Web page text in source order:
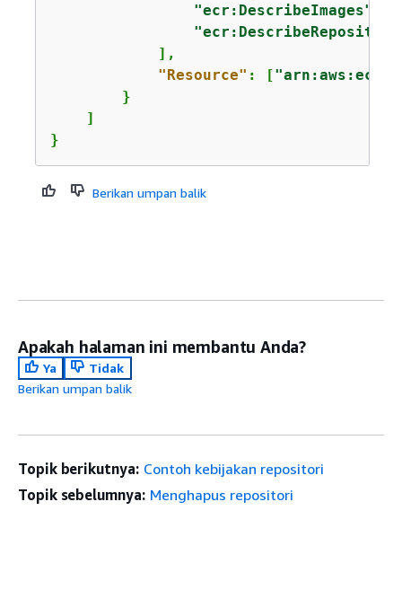
"ecr:DescribeImages"
            ],
"Resource" : [
        }
    ]
}
Berikan umpan balik
Apakah halaman ini membantu Anda?
Ya
Tidak
Berikan umpan balik
Topik berikutnya: Contoh kebijakan repositori
Topik sebelumnya: Menghapus repositori